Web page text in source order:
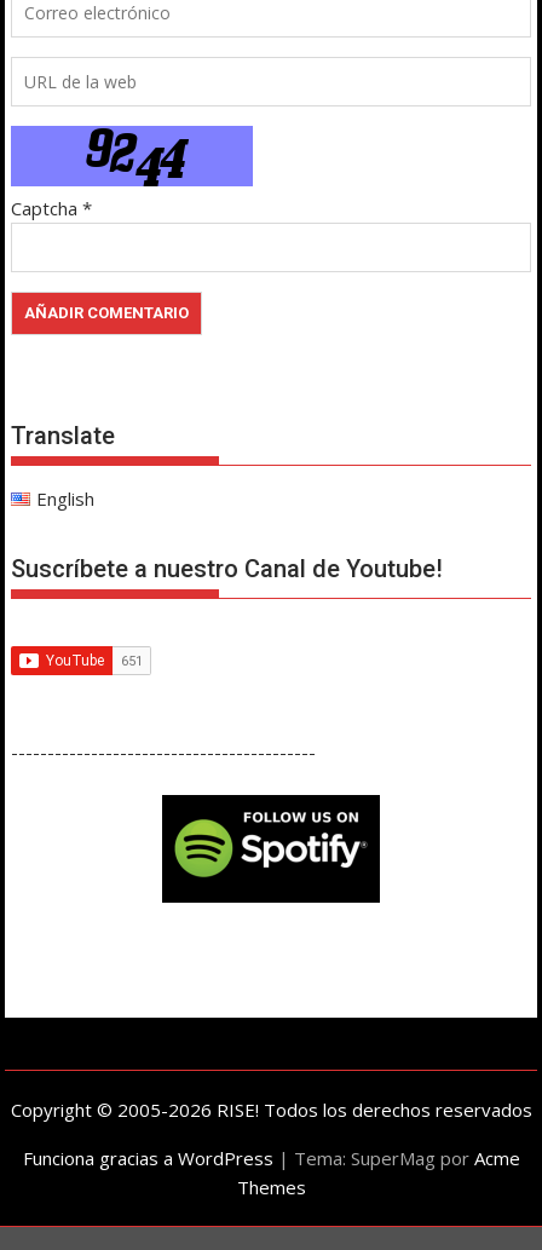
Captcha *
Translate
English
Suscríbete a nuestro Canal de Youtube!
------------------------------------------
Copyright © 2005-2026 RISE! Todos los derechos reservados
Funciona gracias a WordPress | Tema: SuperMag por Acme
Themes